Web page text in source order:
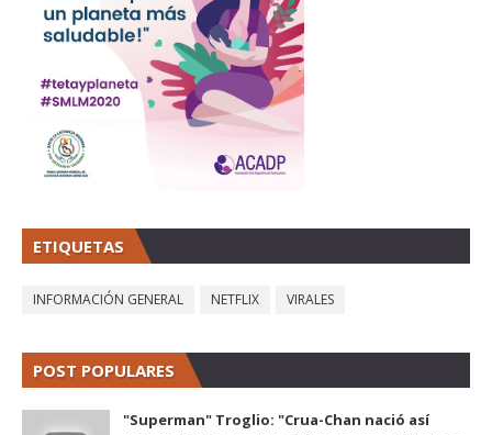
ETIQUETAS
INFORMACIÓN GENERAL NETFLIX VIRALES
POST POPULARES
"Superman" Troglio: "Crua-Chan nació así